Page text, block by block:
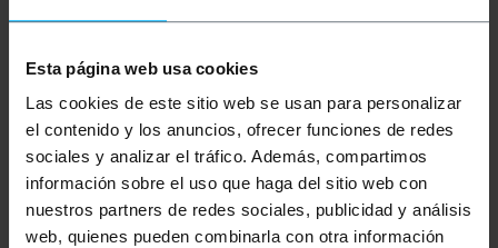
Esta página web usa cookies
Las cookies de este sitio web se usan para personalizar
el contenido y los anuncios, ofrecer funciones de redes
sociales y analizar el tráfico. Además, compartimos
información sobre el uso que haga del sitio web con
nuestros partners de redes sociales, publicidad y análisis
web, quienes pueden combinarla con otra información
I male á male 5 m I DUAL-
LINK
PVP
10,96€
10,96€ VAT inc.
PVD
8,56€
femelle vers DVI-I á
douille de 7 m
PVP
2,66€
1,86€
PVD
2,33€
1,63€